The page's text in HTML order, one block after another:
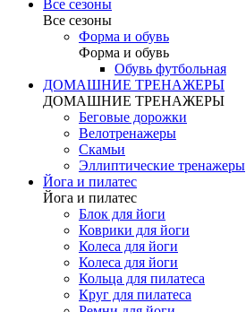
Все сезоны
Все сезоны
Форма и обувь
Форма и обувь
Обувь футбольная
ДОМАШНИЕ ТРЕНАЖЕРЫ
ДОМАШНИЕ ТРЕНАЖЕРЫ
Беговые дорожки
Велотренажеры
Скамьи
Эллиптические тренажеры
Йога и пилатес
Йога и пилатес
Блок для йоги
Коврики для йоги
Колеса для йоги
Колеса для йоги
Кольца для пилатеса
Круг для пилатеса